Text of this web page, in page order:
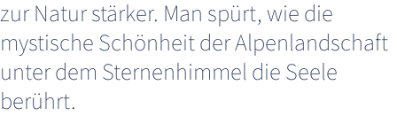
zur Natur stärker. Man spürt, wie die
mystische Schönheit der Alpenlandschaft
unter dem Sternenhimmel die Seele
berührt.